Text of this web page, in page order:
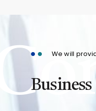
We will
Business